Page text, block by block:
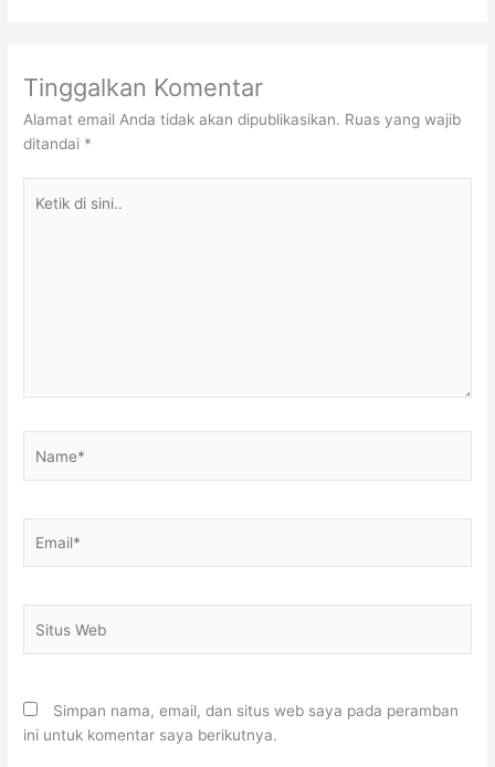
Tinggalkan Komentar
Alamat email Anda tidak akan dipublikasikan. Ruas yang wajib
ditandai *
Web
Simpan nama, email, dan situs web saya pada peramban
ini untuk komentar saya berikutnya.